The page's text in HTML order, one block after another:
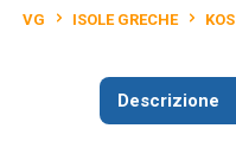
VG ISOLE GRECHE KOS
Descrizione